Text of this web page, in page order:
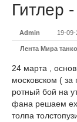
Гитлер
Admin 19-
Лента Мира
24 марта ,
московском ( за
ротный бой на
фана решаем
толпа